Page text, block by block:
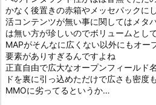
かなく後置きの赤箱やメッセパックに
活コンテンツが無い事に関してはメタ
は無い方が珍しいのでボリュームとし
MAPがそんなに広くない以外にもオー
要素がありすぎるんですよね
正直自由で広大なオープンフィールド
ドを裏に引っ込めただけで広さも密度
MMOに劣ってるというか…